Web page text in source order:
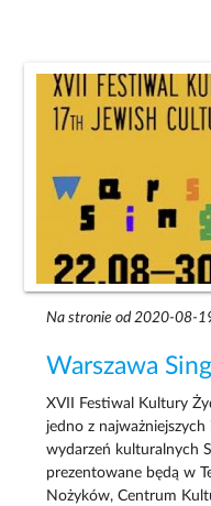
Na stronie od 2020-08-
Warszawa
XVII Festiwal Kultury
jedno z
wydarzeń kulturalnych
prezentowane będą w
Nożyków, Centrum